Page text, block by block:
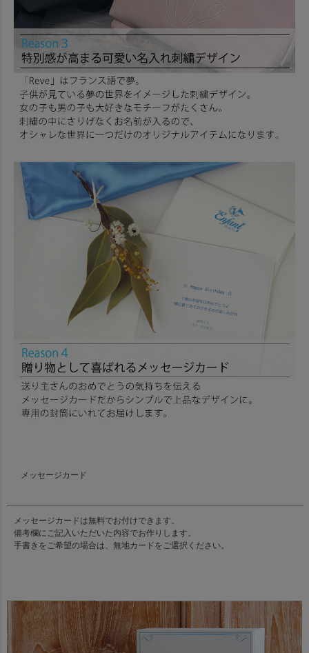
メッセージカード
メッセージカードは無料でお付けできます。
備考欄にご記入いただいた内容でお作りします。
手書きをご希望の場合は、無地カードをご選択ください。